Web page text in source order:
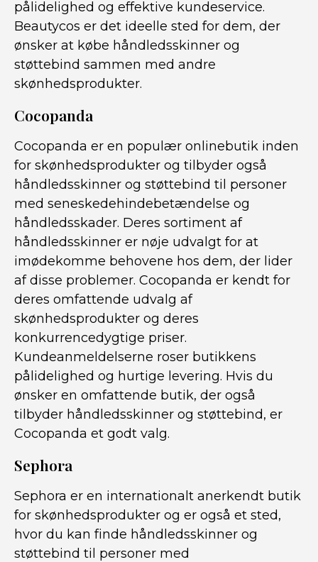
pålidelighed og effektive kundeservice.
Beautycos er det ideelle sted for dem, der
ønsker at købe håndledsskinner og
støttebind sammen med andre
skønhedsprodukter.
Cocopanda
Cocopanda er en populær onlinebutik inden
for skønhedsprodukter og tilbyder også
håndledsskinner og støttebind til personer
med seneskedehindebetændelse og
håndledsskader. Deres sortiment af
håndledsskinner er nøje udvalgt for at
imødekomme behovene hos dem, der lider
af disse problemer. Cocopanda er kendt for
deres omfattende udvalg af
skønhedsprodukter og deres
konkurrencedygtige priser.
Kundeanmeldelserne roser butikkens
pålidelighed og hurtige levering. Hvis du
ønsker en omfattende butik, der også
tilbyder håndledsskinner og støttebind, er
Cocopanda et godt valg.
Sephora
Sephora er en internationalt anerkendt butik
for skønhedsprodukter og er også et sted,
hvor du kan finde håndledsskinner og
støttebind til personer med